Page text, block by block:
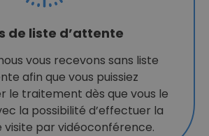
de liste d’attente
vous recevons sans liste
afin que vous puissiez
le traitement dès que vous le
la possibilité d’effectuer la
visite par vidéoconférence.